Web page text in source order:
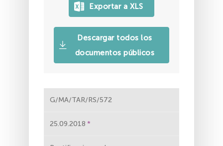
Descargar todos los
documentos públicos
G/MA/TAR/RS/572
25.09.2018